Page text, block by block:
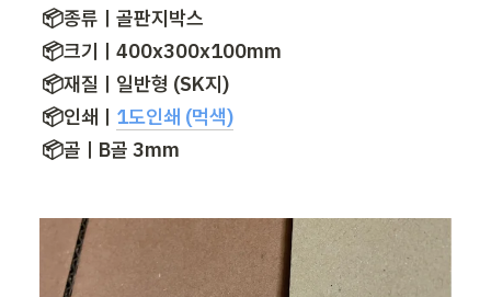
📦종류ㅣ골판지박스
📦크기ㅣ400x300x100mm
📦재질ㅣ일반형 (SK지)
📦인쇄ㅣ 1도인쇄 (먹색)
📦골ㅣB골 3mm